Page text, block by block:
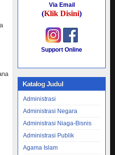
Via Email
(Klik Disini)
Support Online
Katalog Judul
Administrasi
Administrasi Negara
Administrasi Niaga-Bisnis
Administrasi Publik
Agama Islam